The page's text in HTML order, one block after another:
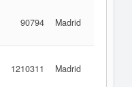
90794 Madrid
1210311 Madrid